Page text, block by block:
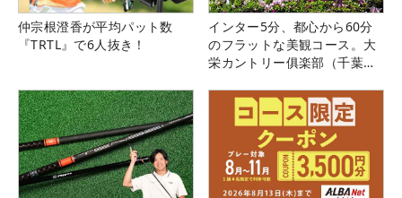
仲宗根澄香が平均パット数
『TRTL』で6人抜き！
インター5分、都心から60分
のフラットな美観コース。大
栄カントリー俱楽部（千葉